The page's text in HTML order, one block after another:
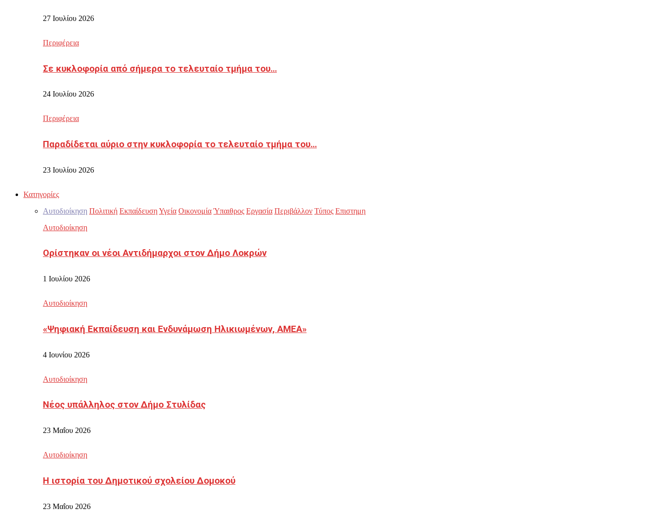
27 Ιουλίου 2026
Περιφέρεια
Σε κυκλοφορία από σήμερα το τελευταίο τμήμα του…
24 Ιουλίου 2026
Περιφέρεια
Παραδίδεται αύριο στην κυκλοφορία το τελευταίο τμήμα του…
23 Ιουλίου 2026
Κατηγορίες
Αυτοδιοίκηση Πολιτική ΕκπαίδευσηΥγεία Οικονομία Ύπαιθρος Εργασία Περιβάλλον Τύπος Επιστημη
Αυτοδιοίκηση
Ορίστηκαν οι νέοι Αντιδήμαρχοι στον Δήμο Λοκρών
1 Ιουλίου 2026
Αυτοδιοίκηση
«Ψηφιακή Εκπαίδευση και Ενδυνάμωση Ηλικιωμένων, ΑΜΕΑ»
4 Ιουνίου 2026
Αυτοδιοίκηση
Νέος υπάλληλος στον Δήμο Στυλίδας
23 Μαΐου 2026
Αυτοδιοίκηση
Η ιστορία του Δημοτικού σχολείου Δομοκού
23 Μαΐου 2026